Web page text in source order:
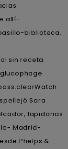
allí-
biblioteca.
sin receta
Sara
lapidarias
Madrid-
Phelps &